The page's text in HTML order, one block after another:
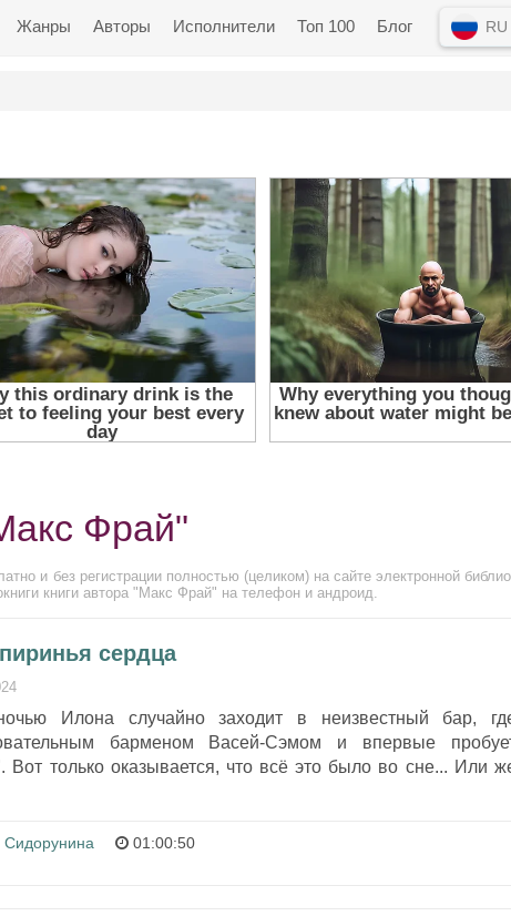
Жанры Авторы Исполнители Топ 100 Блог RU
Фрай"
и без регистрации полностью (целиком) на сайте электронной
книги автора "Макс Фрай" на телефон и андроид.
сердца
Илона случайно заходит в неизвестный бар,
барменом Васей-Сэмом и впервые
Вот только оказывается, что всё это было во сне... Или
01:00:50